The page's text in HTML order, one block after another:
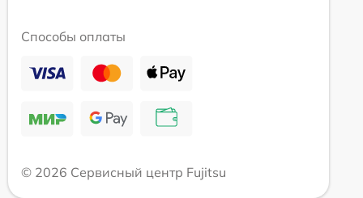
Способы оплаты
© 2026 Сервисный центр Fujitsu